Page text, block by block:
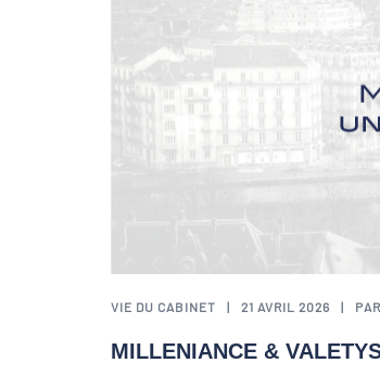
VIE DU CABINET 21 AVRIL 2026 PAR
MILLENIANCE &